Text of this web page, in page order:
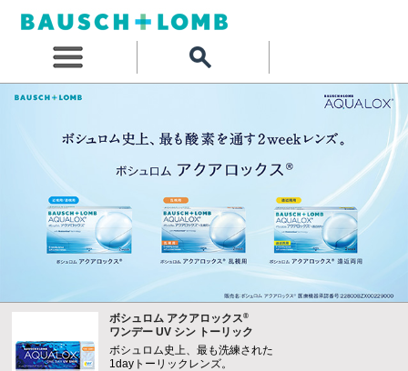
ボシュロム アクアロックス®
ワンデー UV シン トーリック
ボシュロム史上、最も洗練された
1dayトーリックレンズ。